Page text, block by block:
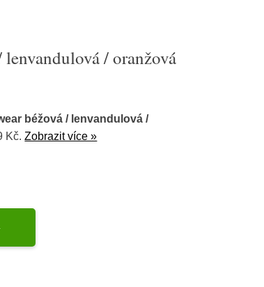
/ oranžová
béžová / lenvandulová /
Kč.Zobrazit více »